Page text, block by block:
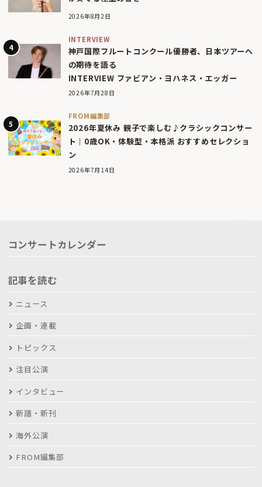
2026年8月2日
INTERVIEW
神戸国際フルートコンクール優勝者、日本ツアーへ
の期待を語る
INTERVIEW ファビアン・ヨハネス・エッガー
2026年7月28日
FROM編集部
2026年夏休み 親子で楽しむ♪クラシックコンサー
ト｜0歳OK・体験型・本格派 おすすめセレクショ
ン
2026年7月14日
コンサートカレンダー
記事を読む
ニュース
企画・連載
トピックス
注目公演
インタビュー
新譜・新刊
海外公演
FROM編集部